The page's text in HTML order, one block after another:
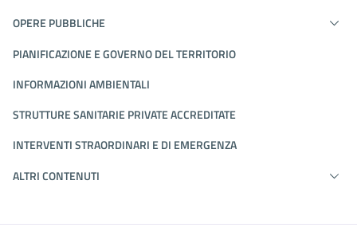
OPERE PUBBLICHE
PIANIFICAZIONE E GOVERNO DEL TERRITORIO
INFORMAZIONI AMBIENTALI
STRUTTURE SANITARIE PRIVATE ACCREDITATE
INTERVENTI STRAORDINARI E DI EMERGENZA
ALTRI CONTENUTI